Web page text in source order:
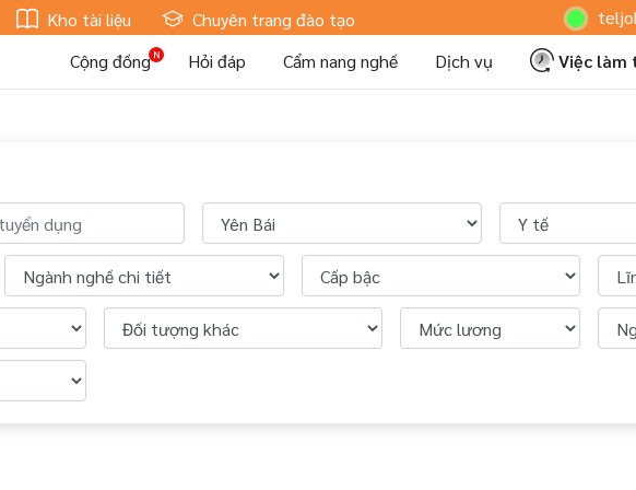
Kho tài liệu Chuyên trang đào tạo Hoteljob
Cộng đồng
Hỏi đáp Cẩm nang nghề Dịch vụ
Việc làm